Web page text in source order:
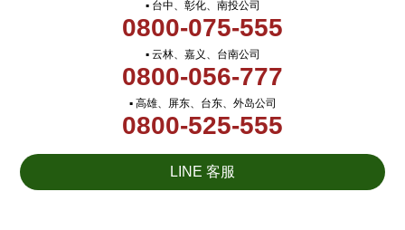
▪ 台中、彰化、南投公司
0800-075-555
▪ 云林、嘉义、台南公司
0800-056-777
▪ 高雄、屏东、台东、外岛公司
0800-525-555
LINE 客服